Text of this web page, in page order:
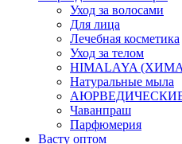
Уход за волосами
Для лица
Лечебная косметика
Уход за телом
HIMALAYA
Натуральные мыла
Чаванпраш
Парфюмерия
Васту оптом